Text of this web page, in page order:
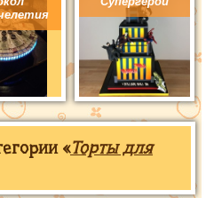
«Торты для